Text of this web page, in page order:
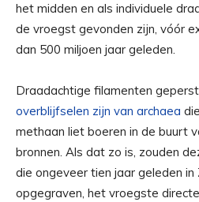
het midden en als individuele
de vroegst gevonden zijn, vóór
dan 500 miljoen jaar geleden.
Draadachtige filamenten
overblijfselen zijn van archaea
methaan liet boeren in de buurt
bronnen. Als dat zo is, zouden
die ongeveer tien jaar geleden in
opgegraven, het vroegste